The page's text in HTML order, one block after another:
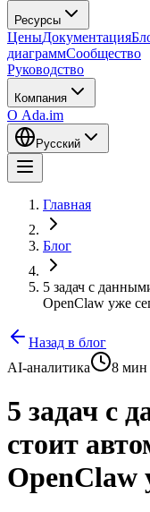
Ресурсы
ЦеныДокументация
диаграммСообщество
Руководство
Компания
О Ada.im
Русский
Главная
Блог
5 задач с
OpenClaw уже
Назад в блог
AI-аналитика
8 мин
5 задач с
стоит
OpenClaw